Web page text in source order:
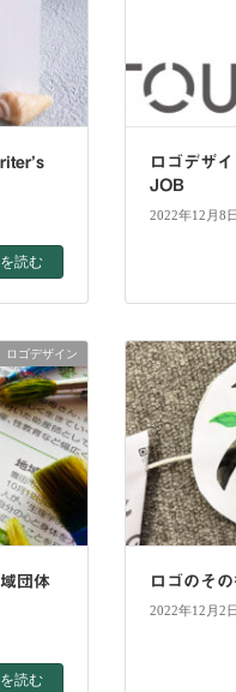
読む
ロゴデザ
JOB
2022年12月8日
ロゴデザイン
団体
読む
ロゴのそ
2022年12月2日